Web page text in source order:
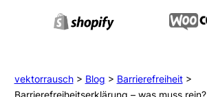
vektorrausch> Blog > Barrierefreiheit>
Barrierefreiheitserklärung – was muss rein?